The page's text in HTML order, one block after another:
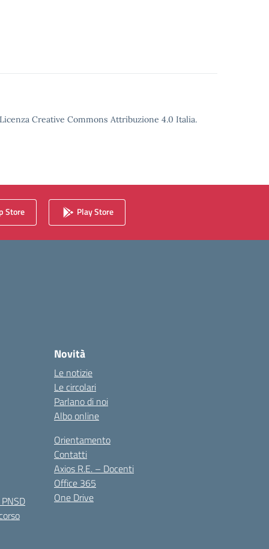
Creative Commons Attribuzione 4.0 Italia.
Store Play Store
Novità
Le notizie
Le circolari
Parlano di noi
Albo online
Orientamento
Contatti
Axios R.E. – Docenti
Office 365
One Drive